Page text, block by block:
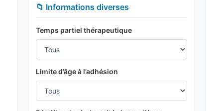
📁 Informations diverses
Temps partiel thérapeutique
Limite d’âge à l’adhésion